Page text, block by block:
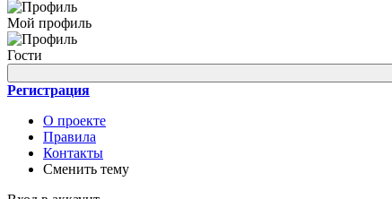
Мой профиль
Гости
Регистрация
О проекте
Правила
Контакты
Сменить тему